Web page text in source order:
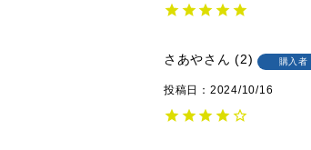
さあや 2 購入者
投稿日 2024/10/16